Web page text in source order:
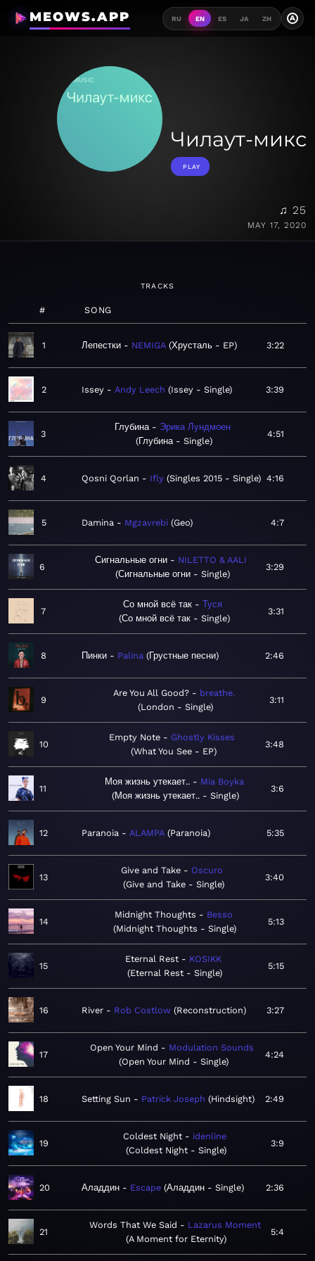
MEOWS.APP RU EN ES JA ZH A
Чилаут-микс
PLAY
♫ 25
MAY 17, 2020
TRACKS
# SONG
1 Лепестки NEMIGA Хрусталь - EP 3:22
2 Issey Andy Leech Issey - Single 3:39
3
Глубина
Эрика Лундмоен
Глубина - Single
4:51
4 Qosni Qorlan Ifly Singles 2015 - Single 4:16
5 Damina Mgzavrebi Geo 4:7
6
Сигнальные огни
NILETTO & AALI
Сигнальные огни - Single
3:29
7
Со мной всё так
Туся
Со мной всё так - Single
3:31
8 Пинки Palina Грустные песни 2:46
9
Are You All Good?
breathe.
London - Single
3:11
10
Empty Note
Ghostly Kisses
What You See - EP
3:48
11
Моя жизнь утекает..
Mia Boyka
Моя жизнь утекает.. - Single
3:6
12 Paranoia ALAMPA Paranoia 5:35
13
Give and Take
Oscuro
Give and Take - Single
3:40
14
Midnight Thoughts
Besso
Midnight Thoughts - Single
5:13
15
Eternal Rest
KOSIKK
Eternal Rest - Single
5:15
16 River Rob Costlow Reconstruction 3:27
17
Open Your Mind
Modulation Sounds
Open Your Mind - Single
4:24
18 Setting Sun Patrick Joseph Hindsight 2:49
19
Coldest Night
idenline
Coldest Night - Single
3:9
20 Аладдин Escape Аладдин - Single 2:36
21
Words That We Said
Lazarus Moment
A Moment for Eternity
5:4